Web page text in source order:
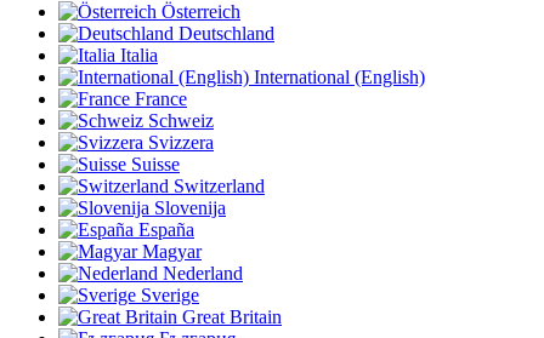
Österreich
Deutschland
Italia
International (English)
France
Schweiz
Svizzera
Suisse
Switzerland
Slovenija
España
Magyar
Nederland
Sverige
Great Britain